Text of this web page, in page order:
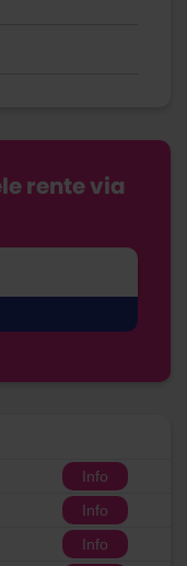
rente via
Info
Info
Info